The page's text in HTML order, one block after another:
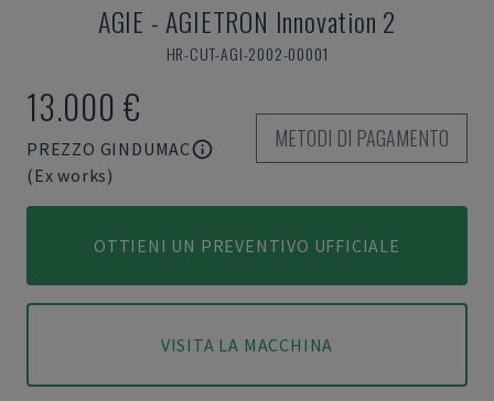
AGIE - AGIETRON Innovation 2
HR-CUT-AGI-2002-00001
13.000 €
PREZZO GINDUMAC
(Ex works)
METODI DI PAGAMENTO
OTTIENI UN PREVENTIVO UFFICIALE
VISITA LA MACCHINA